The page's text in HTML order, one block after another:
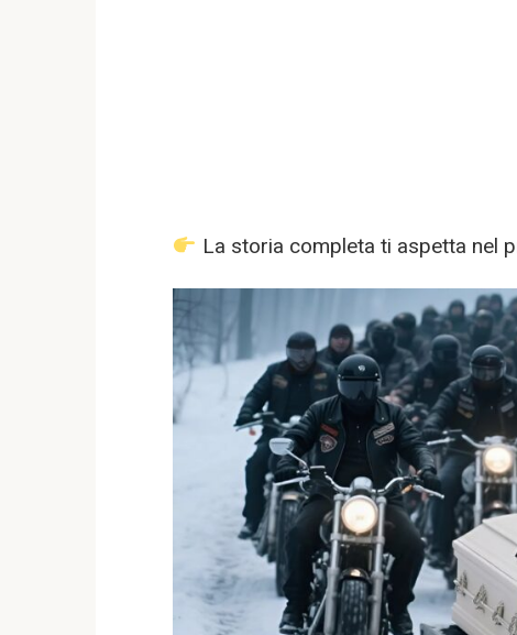
La storia completa ti aspetta nel